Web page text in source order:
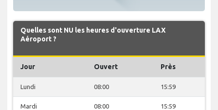
Quelles sont NU les heures d'ouverture LAX
Aéroport ?
Jour Ouvert Près
Lundi 08:00 15:59
Mardi 08:00 15:59